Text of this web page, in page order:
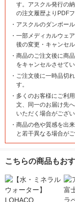
す。アスクル発行の
の注文履歴よりPDF
・ アスクルのダンボー
・ 一部メディカルウェ
後の変更・キャンセ
・ 商品のご注文後に商
をキャンセルさせて
・ ご注文後に一時品切
す。
・ 多くのお客様にご利
文、同一のお届け先
いただく場合がござい
・ 商品の色や質感を出
と若干異なる場合がご
こちらの商品もお